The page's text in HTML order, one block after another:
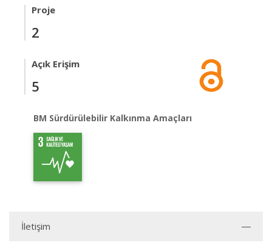
Proje
2
Açık Erişim
5
BM Sürdürülebilir Kalkınma Amaçları
İletişim